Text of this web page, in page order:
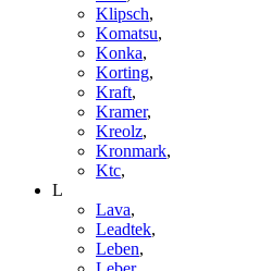
Klipsch,
Komatsu,
Konka,
Korting,
Kraft,
Kramer,
Kreolz,
Kronmark,
Ktc,
L
Lava,
Leadtek,
Leben,